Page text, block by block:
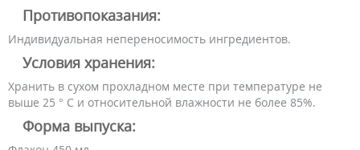
Противопоказания:
Индивидуальная непереносимость ингредиентов.
Условия хранения:
Хранить в сухом прохладном месте при температуре не
выше 25 ° C и относительной влажности не более 85%.
Форма выпуска: